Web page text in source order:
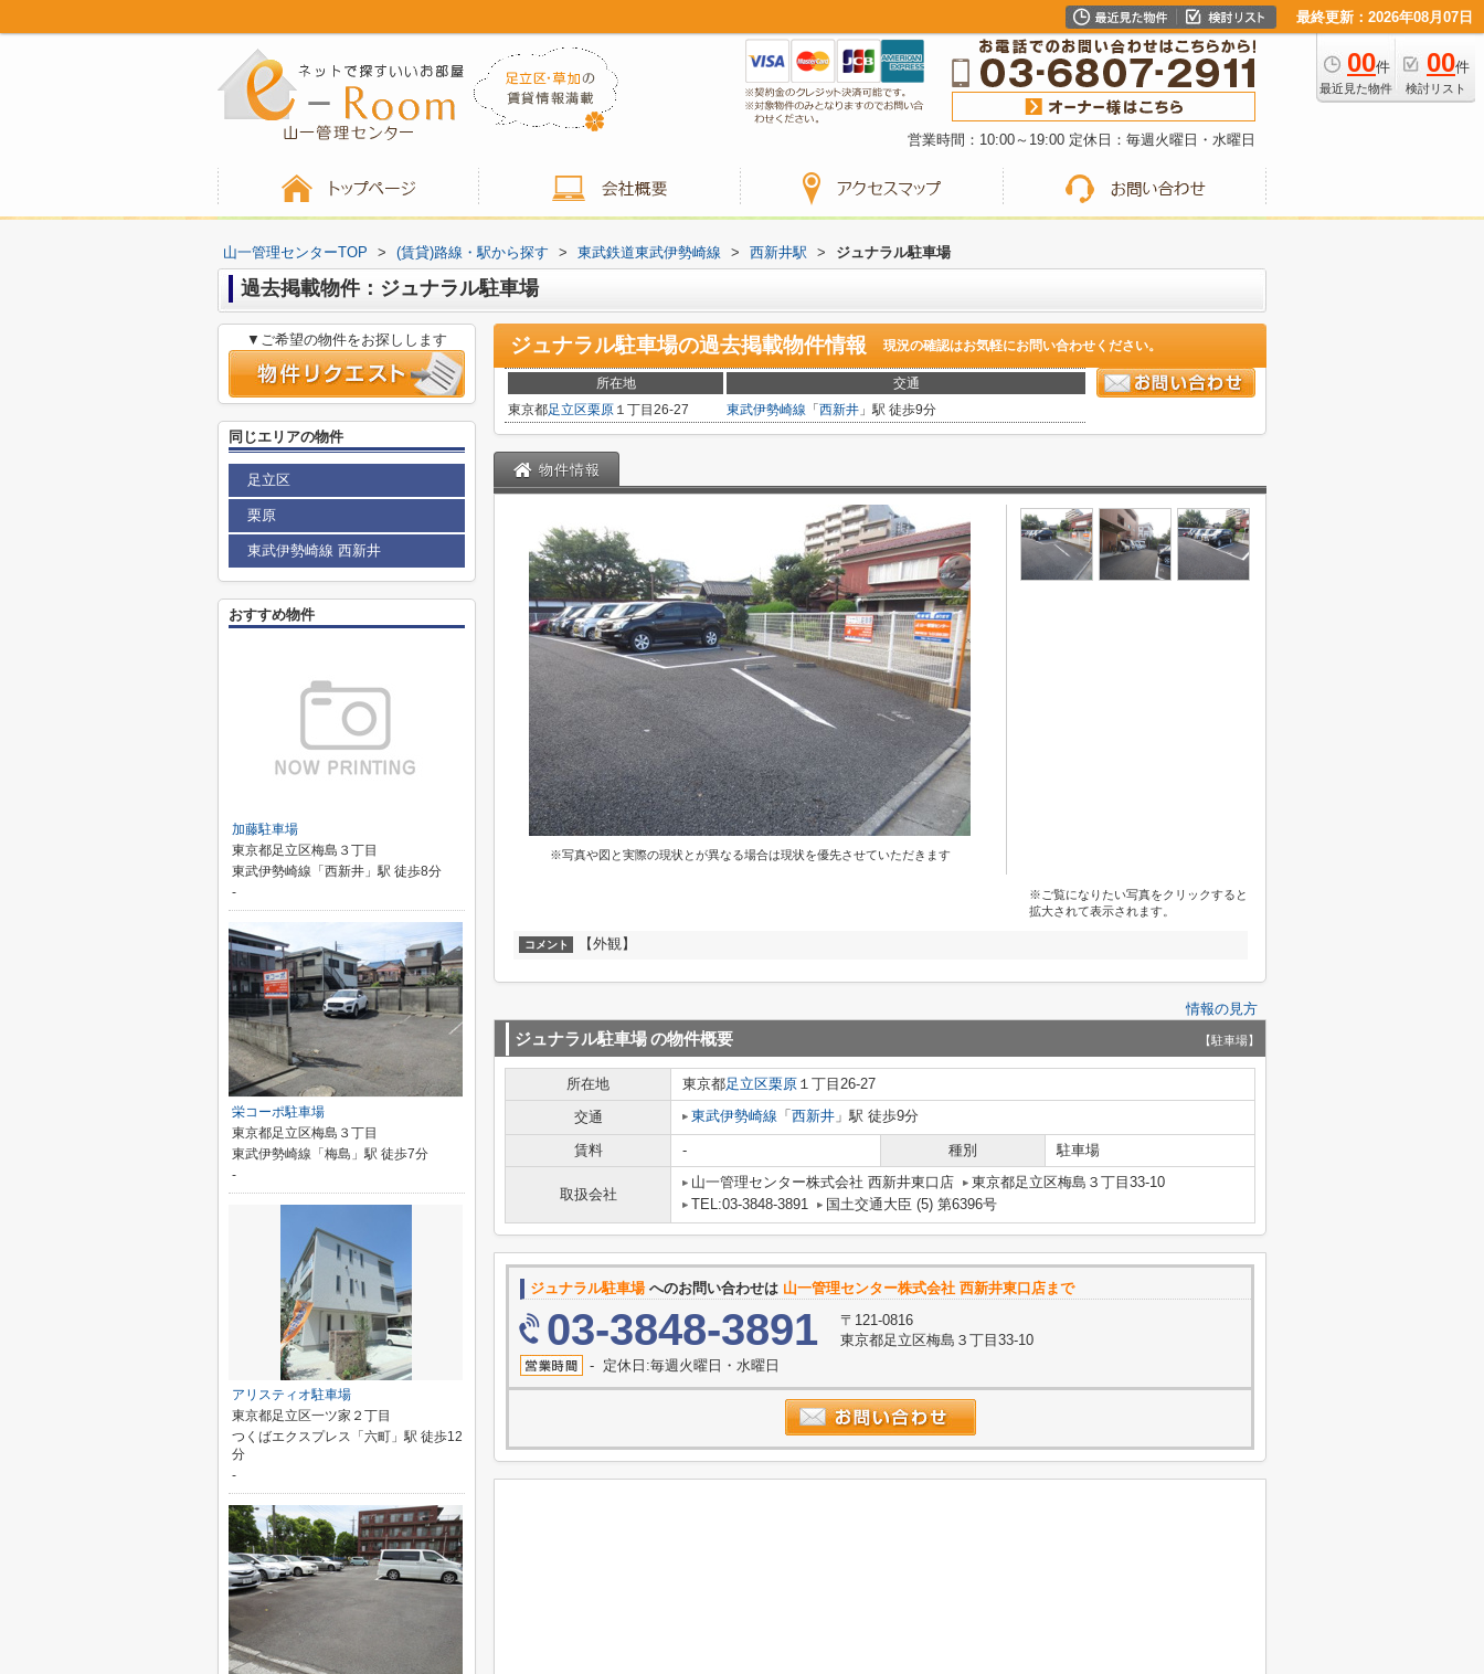
最終更新：2026年08月07日
00件
最近見た物件
00件
検討リスト
営業時間：10:00～19:00 定休日：毎週火曜日・水曜日
山一管理センターTOP > (賃貸)路線・駅から探す > 東武鉄道東武伊勢崎線 > 西新井駅 > ジュナラル駐車場
過去掲載物件：ジュナラル駐車場
ジュナラル駐車場の過去掲載物件情報 現況の確認はお気軽にお問い合わせください。
所在地
交通
東京都足立区栗原 １丁目26-27 東武伊勢崎線 「 西新井 」駅 徒歩9分
物件情報
※写真や図と実際の現状とが異なる場合は現状を優先させていただきます
※ご覧になりたい写真をクリックすると
拡大されて表示されます。
コメント 【外観】
情報の見方
ジュナラル駐車場の物件概要 【駐車場】
所在地 東京都足立区栗原 １丁目26-27
交通
東武伊勢崎線 「 西新井 」駅 徒歩9分
賃料 - 種別 駐車場
取扱会社
山一管理センター株式会社 西新井東口店
東京都足立区梅島３丁目33-10
TEL:03-3848-3891
国土交通大臣 (5) 第6396号
ジュナラル駐車場へのお問い合わせは 山一管理センター株式会社 西新井東口店まで
03-3848-3891
〒121-0816
東京都足立区梅島３丁目33-10
- 定休日:毎週火曜日・水曜日
▼ご希望の物件をお探しします
同じエリアの物件
足立区
栗原
東武伊勢崎線 西新井
おすすめ物件
加藤駐車場
東京都足立区梅島３丁目
東武伊勢崎線「西新井」駅 徒歩8分
-
栄コーポ駐車場
東京都足立区梅島３丁目
東武伊勢崎線「梅島」駅 徒歩7分
-
アリスティオ駐車場
東京都足立区一ツ家２丁目
つくばエクスプレス「六町」駅 徒歩12
分
-